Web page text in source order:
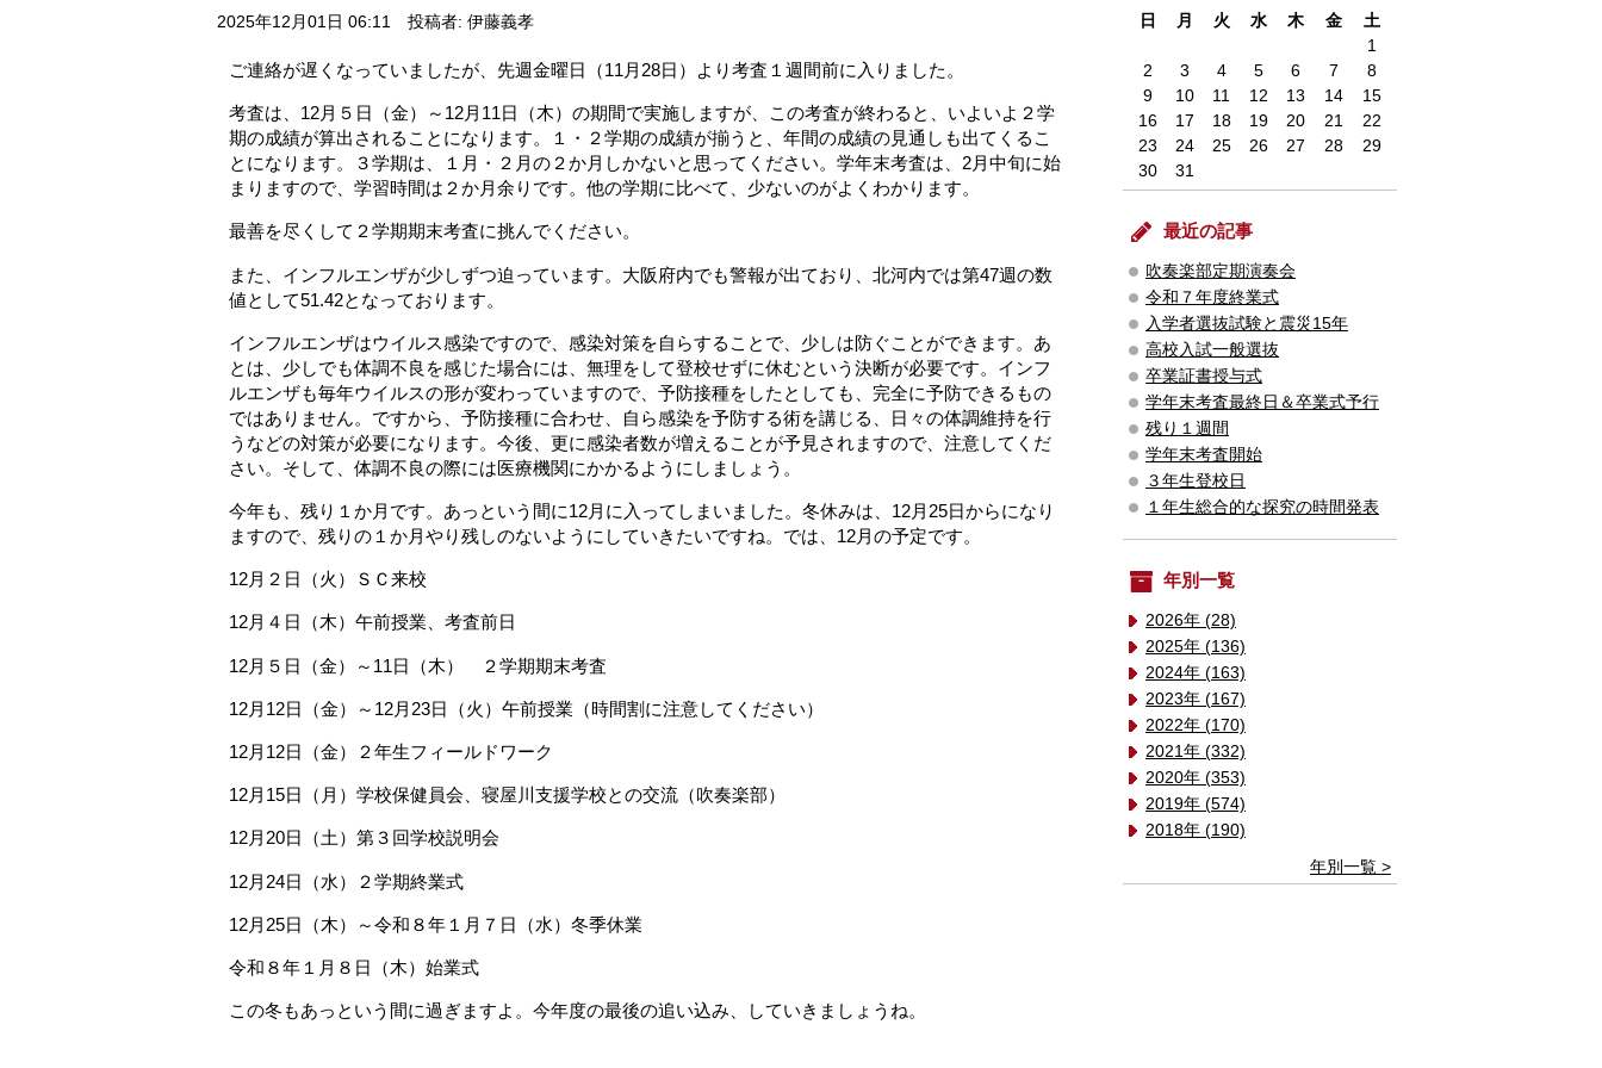
2025年12月01日 06:11 投稿者: 伊藤義孝
ご連絡が遅くなっていましたが、先週金曜日（11月28日）より考査１週間前に入りました。
考査は、12月５日（金）～12月11日（木）の期間で実施しますが、この考査が終わると、いよいよ２学
期の成績が算出されることになります。１・２学期の成績が揃うと、年間の成績の見通しも出てくるこ
とになります。３学期は、１月・２月の２か月しかないと思ってください。学年末考査は、2月中旬に始
まりますので、学習時間は２か月余りです。他の学期に比べて、少ないのがよくわかります。
最善を尽くして２学期期末考査に挑んでください。
また、インフルエンザが少しずつ迫っています。大阪府内でも警報が出ており、北河内では第47週の数
値として51.42となっております。
インフルエンザはウイルス感染ですので、感染対策を自らすることで、少しは防ぐことができます。あ
とは、少しでも体調不良を感じた場合には、無理をして登校せずに休むという決断が必要です。インフ
ルエンザも毎年ウイルスの形が変わっていますので、予防接種をしたとしても、完全に予防できるもの
ではありません。ですから、予防接種に合わせ、自ら感染を予防する術を講じる、日々の体調維持を行
うなどの対策が必要になります。今後、更に感染者数が増えることが予見されますので、注意してくだ
さい。そして、体調不良の際には医療機関にかかるようにしましょう。
今年も、残り１か月です。あっという間に12月に入ってしまいました。冬休みは、12月25日からになり
ますので、残りの１か月やり残しのないようにしていきたいですね。では、12月の予定です。
12月２日（火）ＳＣ来校
12月４日（木）午前授業、考査前日
12月５日（金）～11日（木） ２学期期末考査
12月12日（金）～12月23日（火）午前授業（時間割に注意してください）
12月12日（金）２年生フィールドワーク
12月15日（月）学校保健員会、寝屋川支援学校との交流（吹奏楽部）
12月20日（土）第３回学校説明会
12月24日（水）２学期終業式
12月25日（木）～令和８年１月７日（水）冬季休業
令和８年１月８日（木）始業式
この冬もあっという間に過ぎますよ。今年度の最後の追い込み、していきましょうね。
日 月 火 水 木 金
土
1
2
3 4 5 6 7
8
9
10 11 12 13 14
15
16
17 18 19 20 21
22
23
24 25 26 27 28
29
30
31
最近の記事
吹奏楽部定期演奏会
令和７年度終業式
入学者選抜試験と震災15年
高校入試一般選抜
卒業証書授与式
学年末考査最終日＆卒業式予行
残り１週間
学年末考査開始
３年生登校日
１年生総合的な探究の時間発表
年別一覧
2026年 (28)
2025年 (136)
2024年 (163)
2023年 (167)
2022年 (170)
2021年 (332)
2020年 (353)
2019年 (574)
2018年 (190)
年別一覧 >